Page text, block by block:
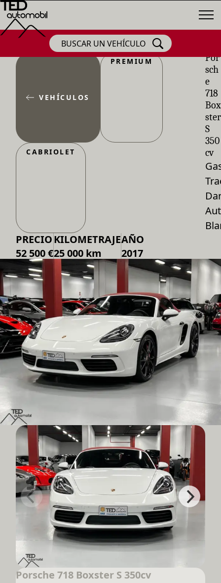
BUSCAR UN VEHÍCULO
VEHÍCULOS
PREMIUM
CABRIOLET
Por
sch
e
718
Box
ster
S
350
cv
PRECIO
52 500 €
KILOMETRAJE
25 000 km
AÑO
2017
Porsche 718 Boxster S 350cv